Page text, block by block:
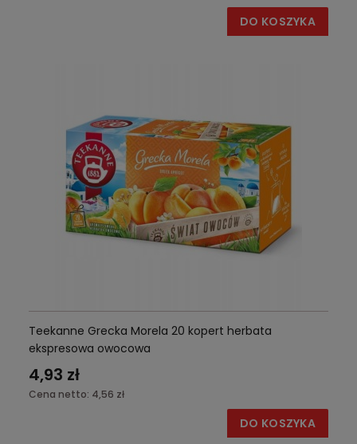
DO KOSZYKA
Teekanne Grecka Morela 20 kopert herbata
ekspresowa owocowa
4,93 zł
Cena netto: 4,56 zł
DO KOSZYKA